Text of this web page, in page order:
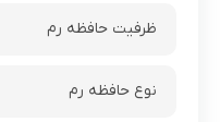
ظرفيت حافظه رم
نوع حافظه رم